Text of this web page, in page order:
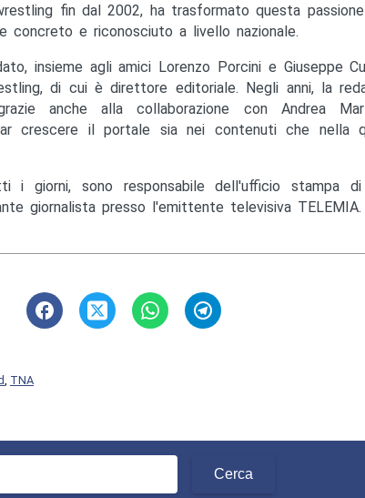
fin dal 2002, ha trasformato questa
concreto e riconosciuto a livello nazionale.
insieme agli amici Lorenzo Porcini e Giuseppe
di cui è direttore editoriale. Negli anni, la
anche alla collaborazione con Andrea
crescere il portale sia nei contenuti che nella
i giorni, sono responsabile dell'ufficio stampa di
giornalista presso l'emittente televisiva TELEMIA.
TNA